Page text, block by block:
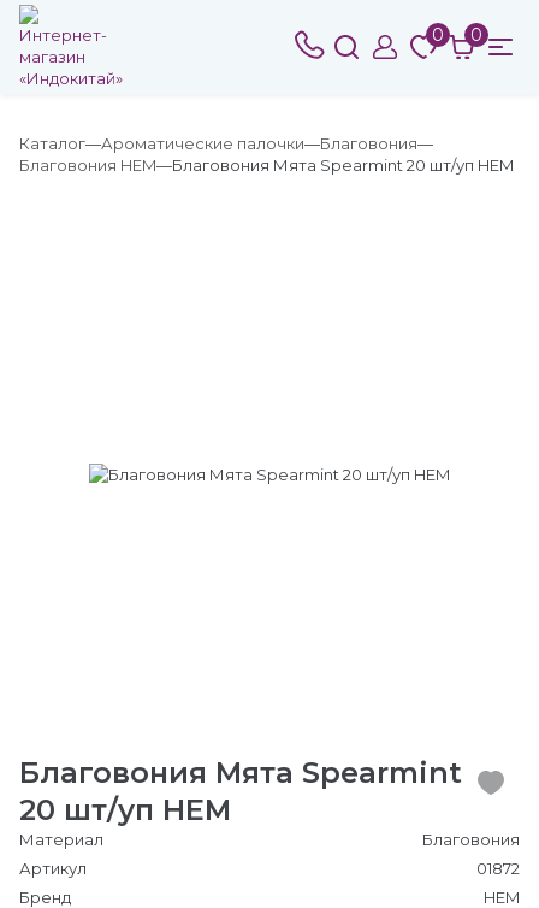
0 0
Каталог Ароматические палочки
Благовония
Благовония HEM
Благовония Мята Spearmint 20 шт/уп HEM
Благовония Мята Spearmint
20 шт/уп HEM
Материал
Благовония
Артикул
01872
Бренд
HEM